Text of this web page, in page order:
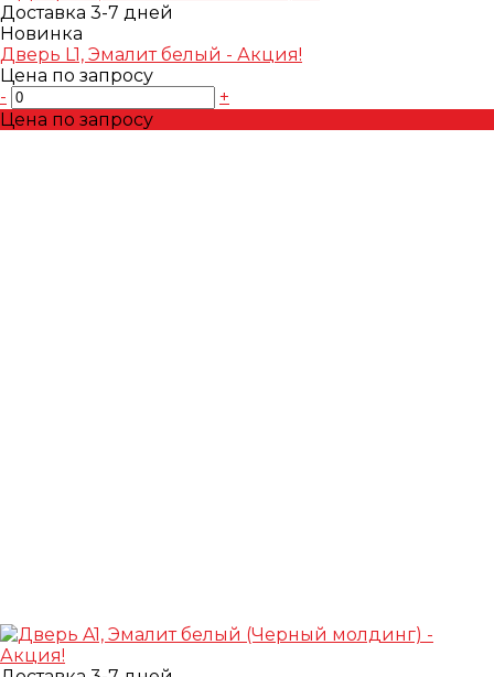
Доставка 3-7 дней
Новинка
Дверь L1, Эмалит белый - Акция!
Цена по запросу
-
+
Цена по запросу